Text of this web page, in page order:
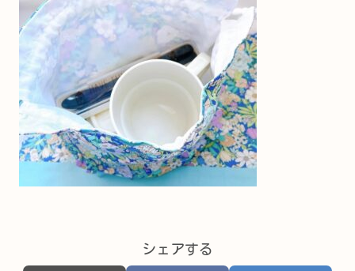
シェアする